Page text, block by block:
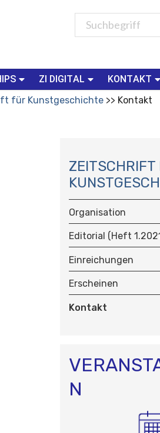
ZI DIGITAL
KONTAKT
für Kunstgeschichte Kontakt
A
V
I
G
A
T
I
O
N
ZEITSCHRIFT
Organisation
Editorial (Heft
Einreichungen
Erscheinen
Kontakt
N